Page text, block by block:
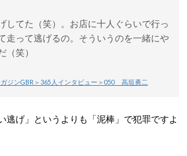
してた（笑）。お店に十人ぐらいで行っ
走って逃げるの。そういうのを一緒にや
（笑）
ジンGBR＞365人インタビュー＞050 高垣勇二
逃げ」というよりも「泥棒」で犯罪ですよ